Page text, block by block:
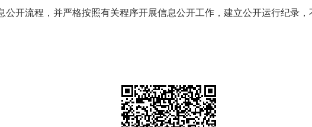
流程，并严格按照有关程序开展信息公开工作，建立公开运行纪录，